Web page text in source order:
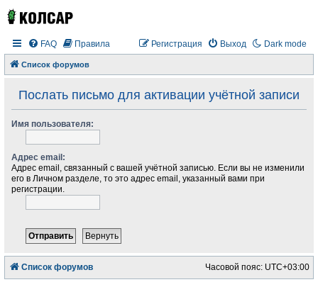
Dark mode
FAQ Правила Выход
Регистрация
Список форумов
Послать письмо для активации учётной записи
Имя пользователя:
Адрес email:
Адрес email, связанный с вашей учётной записью. Если вы не изменили
его в Личном разделе, то это адрес email, указанный вами при
регистрации.
Список форумов Часовой пояс: UTC+03:00